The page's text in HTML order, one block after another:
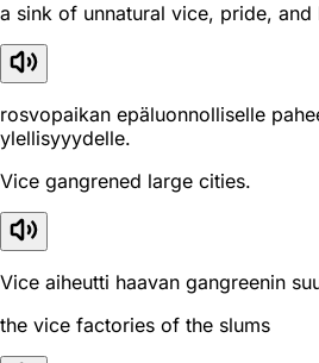
a sink of unnatural vice, pride, and
rosvopaikan epäluonnolliselle
ylellisyyydelle.
Vice gangrened large cities.
Vice aiheutti haavan gangreenin
the vice factories of the slums